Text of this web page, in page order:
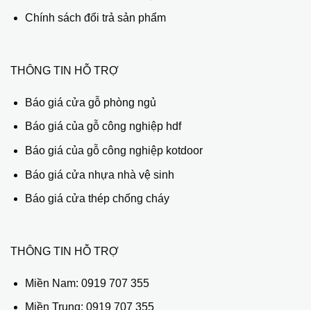
Chính sách đổi trả sản phẩm
THÔNG TIN HỖ TRỢ
Báo giá cửa gỗ phòng ngủ
Báo giá của gỗ công nghiệp hdf
Báo giá của gỗ công nghiệp kotdoor
Báo giá cửa nhựa nhà vệ sinh
Báo giá cửa thép chống cháy
THÔNG TIN HỖ TRỢ
Miền Nam: 0919 707 355
Miền Trung: 0919 707 355